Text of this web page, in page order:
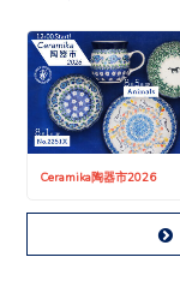
Ceramika陶器市2026